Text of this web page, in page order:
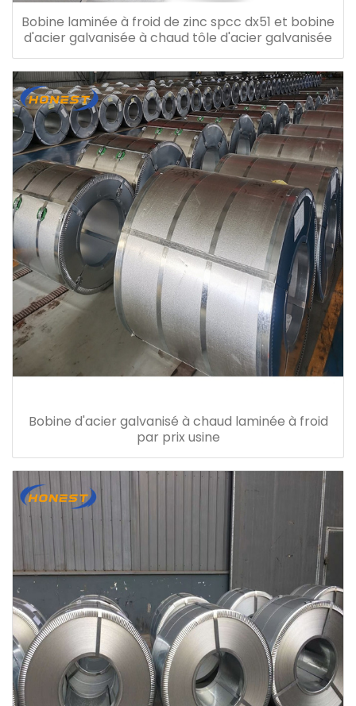
Bobine laminée à froid de zinc spcc dx51 et bobine
d'acier galvanisée à chaud tôle d'acier galvanisée
Bobine d'acier galvanisé à chaud laminée à froid
par prix usine